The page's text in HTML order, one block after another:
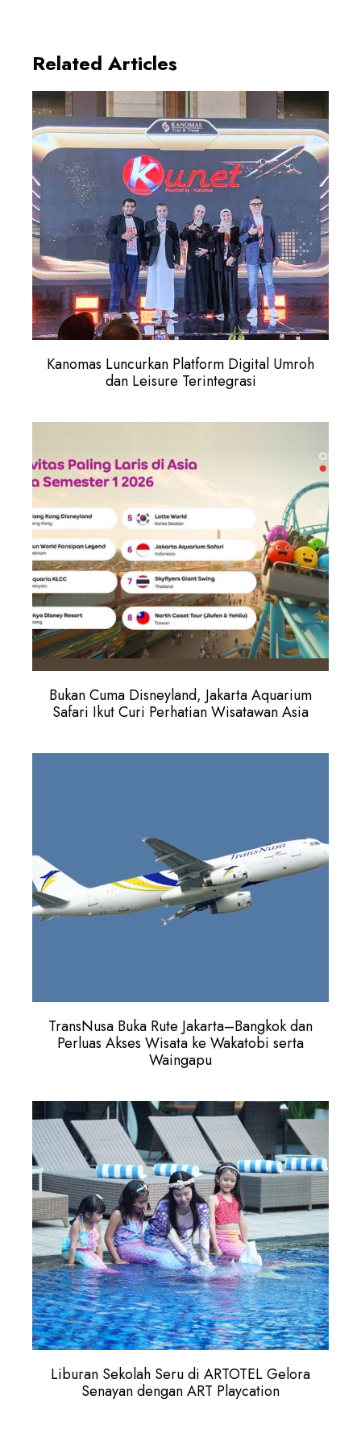
Related Articles
Kanomas Luncurkan Platform Digital Umroh
dan Leisure Terintegrasi
Bukan Cuma Disneyland, Jakarta Aquarium
Safari Ikut Curi Perhatian Wisatawan Asia
TransNusa Buka Rute Jakarta–Bangkok dan
Perluas Akses Wisata ke Wakatobi serta
Waingapu
Liburan Sekolah Seru di ARTOTEL Gelora
Senayan dengan ART Playcation